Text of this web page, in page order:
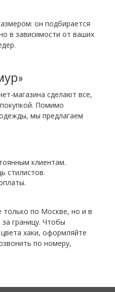
он подбирается
в зависимости от ваших
магазина сделают все,
Помимо
мы предлагаем
клиентам.
стилистов.
по Москве, но и в
границу. Чтобы
хаки, оформляйте
по номеру,